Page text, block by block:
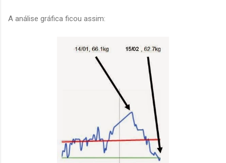
A análise gráfica ficou assim: